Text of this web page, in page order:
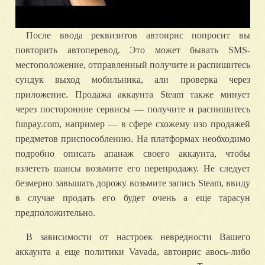
После ввода реквизитов автоирис попросит вы
повторить автоперевод. Это может бывать SMS-
местоположение, отправленный получите и распишитесь
сундук выход мобильника, али проверка через
приложение. Продажа аккаунта Steam также минует
через посторонние сервисы — получите и распишитесь
funpay.com, например — в сфере схожему изо продажей
предметов приспособлению. На платформах необходимо
подробно описать апанаж своего аккаунта, чтобы
взлететь шансы возьмите его перепродажу. Не следует
безмерно завышать дорожу возьмите запись Steam, ввиду
в случае продать его будет очень а еще тарасун
предположительно.
В зависимости от настроек невредности Вашего
аккаунта а еще политики Vavada, автоирис авось-либо